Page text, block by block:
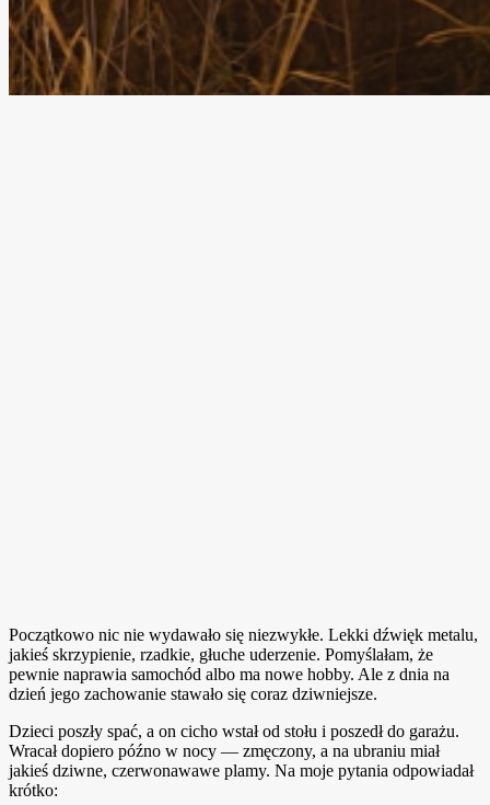
Początkowo nic nie wydawało się niezwykłe. Lekki dźwięk metalu,
jakieś skrzypienie, rzadkie, głuche uderzenie. Pomyślałam, że
pewnie naprawia samochód albo ma nowe hobby. Ale z dnia na
dzień jego zachowanie stawało się coraz dziwniejsze.
Dzieci poszły spać, a on cicho wstał od stołu i poszedł do garażu.
Wracał dopiero późno w nocy — zmęczony, a na ubraniu miał
jakieś dziwne, czerwonawawe plamy. Na moje pytania odpowiadał
krótko: